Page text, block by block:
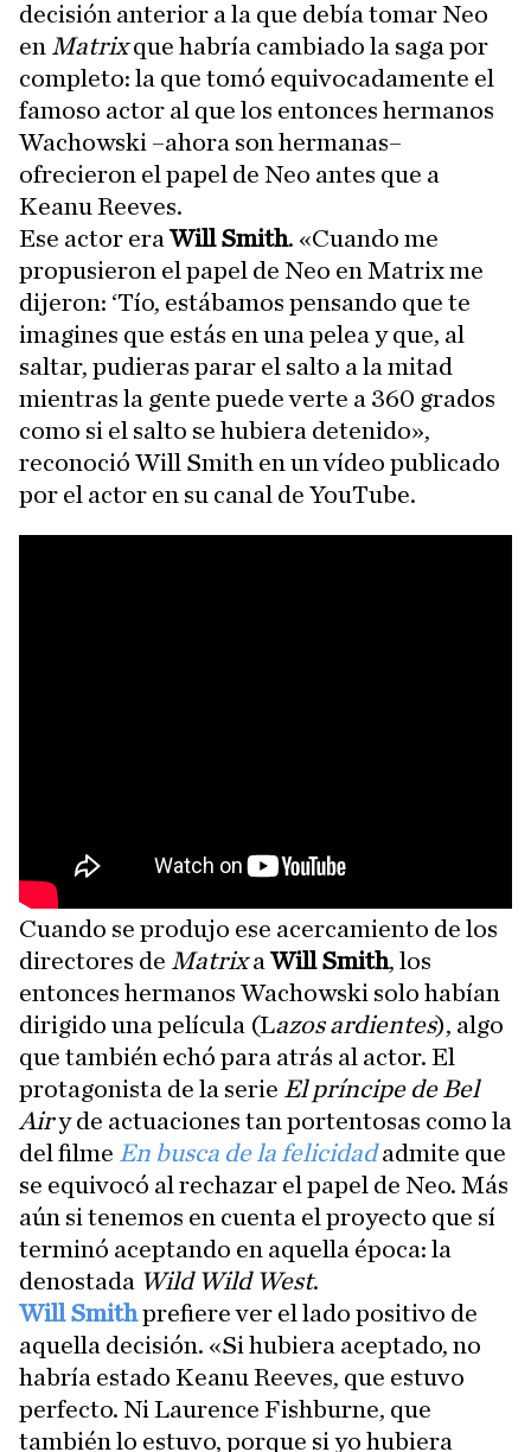
decisión anterior a la que debía tomar Neo
en Matrixque habría cambiado la saga por
completo: la que tomó equivocadamente el
famoso actor al que los entonces hermanos
Wachowski –ahora son hermanas–
ofrecieron el papel de Neo antes que a
Keanu Reeves.
Ese actor era Will Smith. «Cuando me
propusieron el papel de Neo en Matrix me
dijeron: ‘Tío, estábamos pensando que te
imagines que estás en una pelea y que, al
saltar, pudieras parar el salto a la mitad
mientras la gente puede verte a 360 grados
como si el salto se hubiera detenido»,
reconoció Will Smith en un vídeo publicado
por el actor en su canal de YouTube.
Cuando se produjo ese acercamiento de los
directores de Matrixa Will Smith, los
entonces hermanos Wachowski solo habían
dirigido una película (Lazos ardientes), algo
que también echó para atrás al actor. El
protagonista de la serie El príncipe de Bel
Airy de actuaciones tan portentosas como la
del filme En busca de la felicidadadmite que
se equivocó al rechazar el papel de Neo. Más
aún si tenemos en cuenta el proyecto que sí
terminó aceptando en aquella época: la
denostada Wild Wild West.
Will Smithprefiere ver el lado positivo de
aquella decisión. «Si hubiera aceptado, no
habría estado Keanu Reeves, que estuvo
perfecto. Ni Laurence Fishburne, que
también lo estuvo, porque si yo hubiera